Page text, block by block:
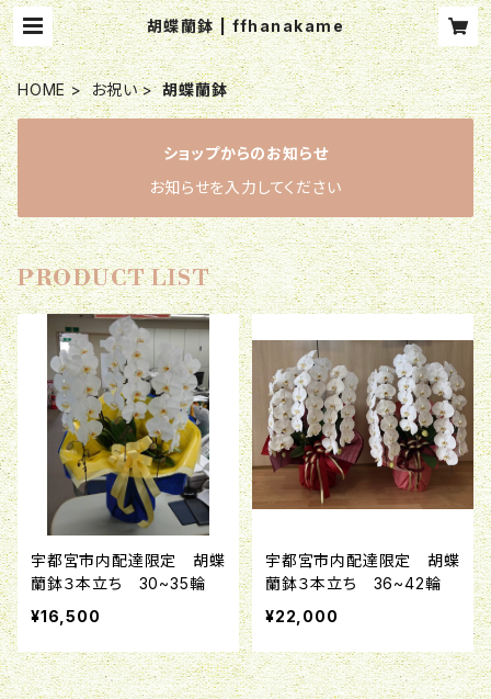
胡蝶蘭鉢 | ffhanakame
HOME お祝い 胡蝶蘭鉢
ショップからのお知らせ
お知らせを入力してください
PRODUCT LIST
宇都宮市内配達限定 胡蝶
蘭鉢３本立ち 30~35輪
¥16,500
宇都宮市内配達限定 胡蝶
蘭鉢３本立ち 36~42輪
¥22,000